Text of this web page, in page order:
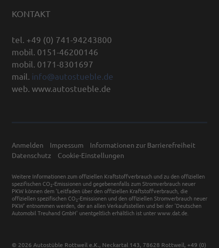
KONTAKT
tel. +49 (0) 741-94243800
mobil. 0151-46200146
mobil. 0171-8301697
mail. info@autostueble.de
web. www.autostueble.de
Anmelden Impressum
Informationen zur Barrierefreiheit
Datenschutz
Cookie-Einstellungen
Weitere Informationen zum offiziellen Kraftstoffverbrauch und zu den offiziellen
spezifischen CO 2-Emissionen und gegebenenfalls zum Stromverbrauch neuer
PKW können dem 'Leitfaden über den offiziellen Kraftstoffverbrauch, die
offiziellen spezifischen CO 2-Emissionen und den offiziellen Stromverbrauch neuer
PKW' entnommen werden, der an allen Verkaufsstellen und bei der 'Deutschen
Automobil Treuhand GmbH' unentgeltlich erhältlich ist unter www.dat.de.
© 2026 Autostüble Rottweil e.K., Neckartal 143, 78628 Rottweil, +49 (0)